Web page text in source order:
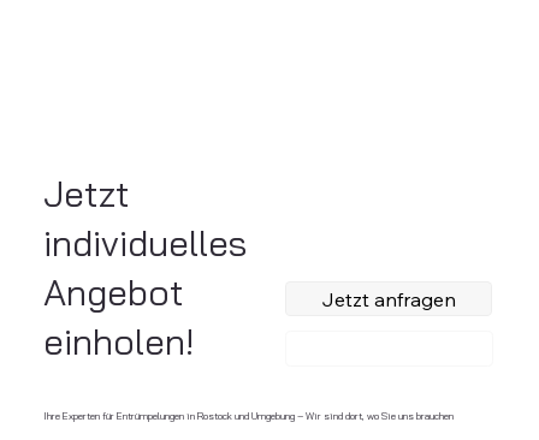
Jetzt
individuelles
Angebot
einholen!
Jetzt anfragen
Ihre Experten für Entrümpelungen in Rostock und Umgebung – Wir sind dort, wo Sie uns brauchen